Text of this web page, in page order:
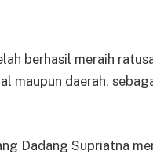
berhasil meraih
maupun daerah,
Dadang Supriatna